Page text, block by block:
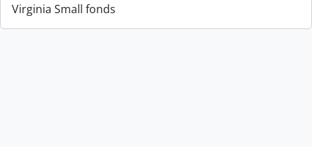
Virginia Small fonds